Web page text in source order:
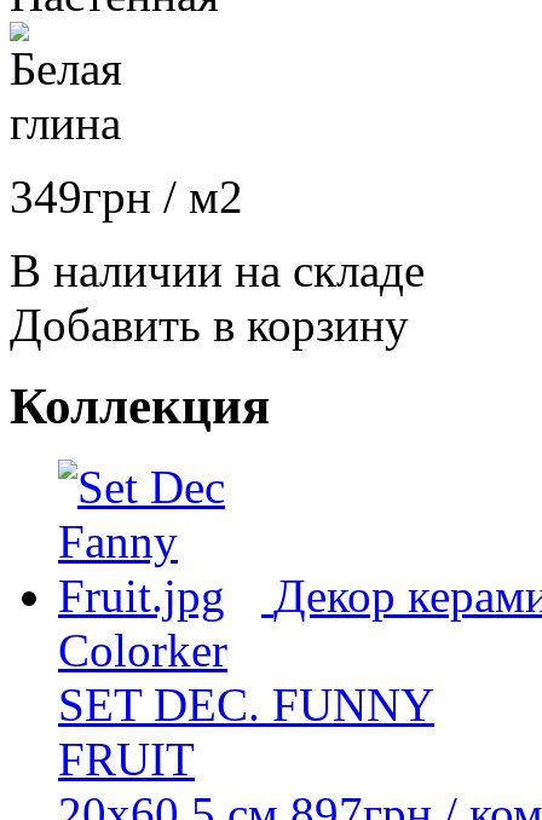
349грн / м2
В наличии на складе
Добавить в корзину
Коллекция
Декор
Colorker
SET DEC. FUNNY
FRUIT